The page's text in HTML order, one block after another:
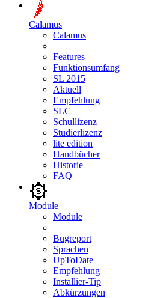
Calamus
Calamus
Features
Funktionsumfang
SL 2015
Aktuell
Empfehlung
SLC
Schullizenz
Studierlizenz
lite edition
Handbücher
Historie
FAQ
Module
Module
Bugreport
Sprachen
UpToDate
Empfehlung
Installier-Tip
Abkürzungen